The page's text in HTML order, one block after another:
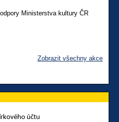
Ministerstva kultury ČR
Zobrazit všechny akce
účtu